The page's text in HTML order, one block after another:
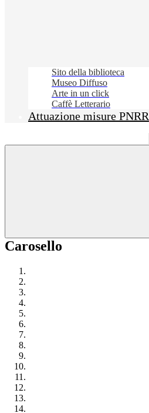
Sito della biblioteca
Museo Diffuso
Arte in un click
Caffè Letterario
Attuazione misure PNRR
Carosello